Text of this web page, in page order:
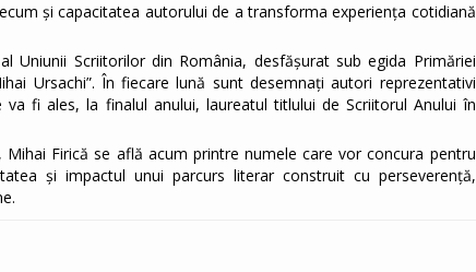
și capacitatea autorului de a transforma experiența cotidiană
Uniunii Scriitorilor din România, desfășurat sub egida Primăriei
Ursachi”. În fiecare lună sunt desemnați autori reprezentativi
fi ales, la finalul anului, laureatul titlului de Scriitorul Anului în
Firică se află acum printre numele care vor concura pentru
și impactul unui parcurs literar construit cu perseverență,